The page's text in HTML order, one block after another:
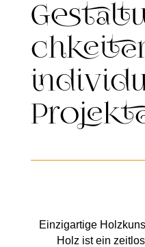
Einzigartige
Holz ist ein